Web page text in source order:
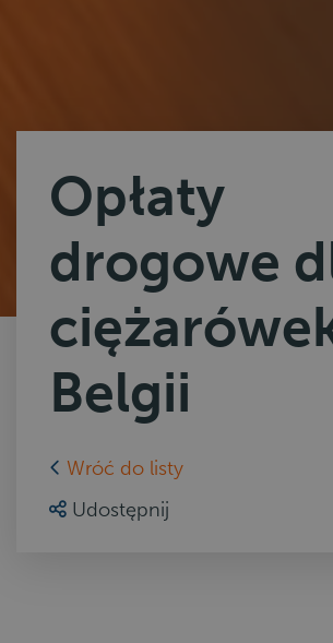
Opłaty
drogowe
Belgii
Wróć do listy
Udostępnij